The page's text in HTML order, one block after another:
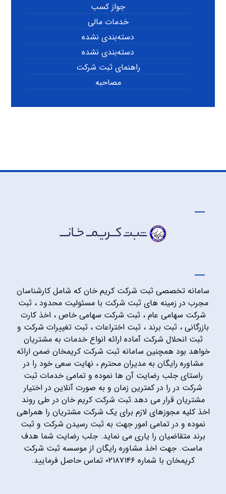
جواز کسب
خدمات مالی
دسته‌بندی نشده
دسته‌بندی نشده
راهنمای ثبت شرکت
مصاحبه
سامانه تخصصی ثبت شرکت کریم خان که شامل کارشناسان
مجرب در زمینه های ثبت شرکت با مسئولیت محدود ، ثبت
شرکت سهامی عام ، ثبت شرکت سهامی خاص ، اخذ کارت
بازرگانی ، ثبت برند ، ثبت اختراعات ، ثبت تغییرات شرکت و
ثبت انحلال شرکت آماده ارائه انواع خدمات به مشتریان
خواهد بود همچنین سامانه ثبت شرکت کریمخان ضمن ارائه
مشاوره رایگان به مدیران محترم ، نهایت سعی خود را در
راستای جلب رضایت آن ها نموده و تمامی خدمات ثبت
شرکت در را در کمترین زمان و به صورت آنلاین در اختیار
مشتریان قرار می دهد.ثبت شرکت کریم خان در طی روند
اخذ کلیه مجوزهای لازم برای یک شرکت مشتریان را همراهی
نموده و در تمامی امور جهت به ثبت رسیدن شرکت و ثبت
برند متقاضیان را یاری می نماید. جلب رضایت شما هدف
ماست. جهت اخذ مشاوره رایگان از موسسه ثبت شرکت
کریمخان با شماره ۰۲۱۸۷۱۴۶ تماس حاصل فرمایید.